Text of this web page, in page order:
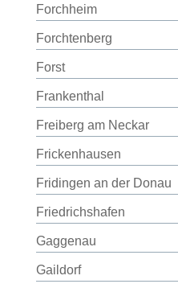
Forchheim
Forchtenberg
Forst
Frankenthal
Freiberg am Neckar
Frickenhausen
Fridingen an der Donau
Friedrichshafen
Gaggenau
Gaildorf